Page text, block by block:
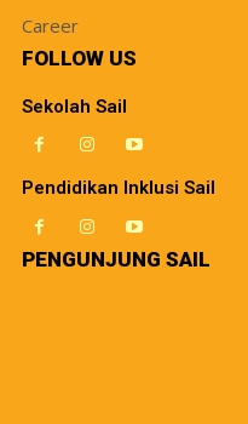
Career
FOLLOW US
Sekolah Sail
Pendidikan Inklusi Sail
PENGUNJUNG SAIL